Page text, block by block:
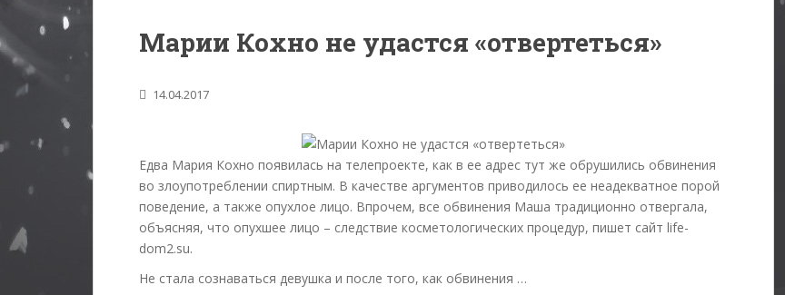
Марии Кохно не удастся «отвертеться»
14.04.2017
Едва Мария Кохно появилась на телепроекте, как в ее адрес тут же обрушились обвинения
во злоупотреблении спиртным. В качестве аргументов приводилось ее неадекватное порой
поведение, а также опухлое лицо. Впрочем, все обвинения Маша традиционно отвергала,
объясняя, что опухшее лицо – следствие косметологических процедур, пишет сайт life-
dom2.su.
Не стала сознаваться девушка и после того, как обвинения …